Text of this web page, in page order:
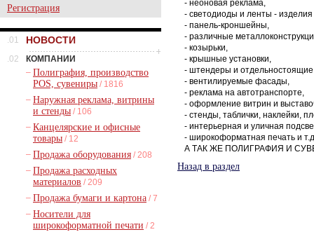
Регистрация
.01 НОВОСТИ
.02
КОМПАНИИ
– Полиграфия, производство
POS, сувениры / 1816
– Наружная реклама, витрины
и стенды / 106
– Канцелярские и офисные
товары / 12
– Продажа оборудования / 208
– Продажа расходных
материалов / 209
– Продажа бумаги и картона / 7
– Носители для
широкоформатной печати / 2
- неоновая реклама,
- светодиоды и ленты -
- панель-кроншейны,
- различные
- козырьки,
- крышные установки,
- штендеры и отдельностоящие
- вентилируемые фасады,
- реклама на автотранспорте,
- оформление витрин и
- стенды, таблички, наклейки,
- интерьерная и уличная
- широкоформатная печать и
А ТАК ЖЕ ПОЛИГРАФИЯ И
Назад в раздел